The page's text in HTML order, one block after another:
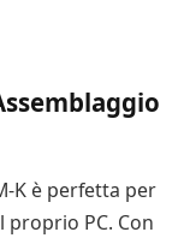
K è perfetta per
PC. Con